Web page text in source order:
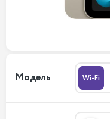
Модель Wi-Fi